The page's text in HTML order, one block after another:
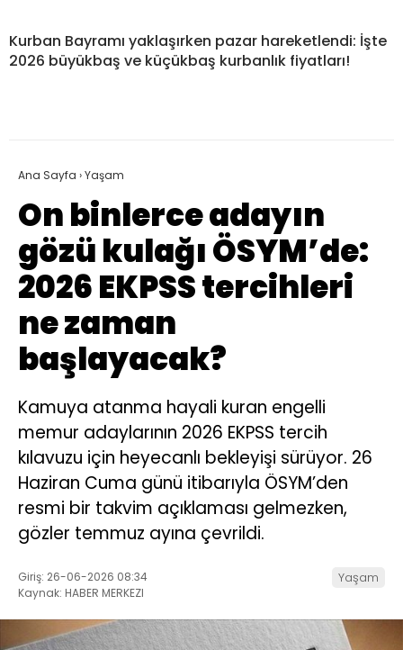
Kurban Bayramı yaklaşırken pazar hareketlendi: İşte
2026 büyükbaş ve küçükbaş kurbanlık fiyatları!
Ana Sayfa ›Yaşam
On binlerce adayın
gözü kulağı ÖSYM’de:
2026 EKPSS tercihleri
ne zaman
başlayacak?
Kamuya atanma hayali kuran engelli
memur adaylarının 2026 EKPSS tercih
kılavuzu için heyecanlı bekleyişi sürüyor. 26
Haziran Cuma günü itibarıyla ÖSYM’den
resmi bir takvim açıklaması gelmezken,
gözler temmuz ayına çevrildi.
Giriş: 26-06-2026 08:34
Kaynak: HABER MERKEZI
Yaşam